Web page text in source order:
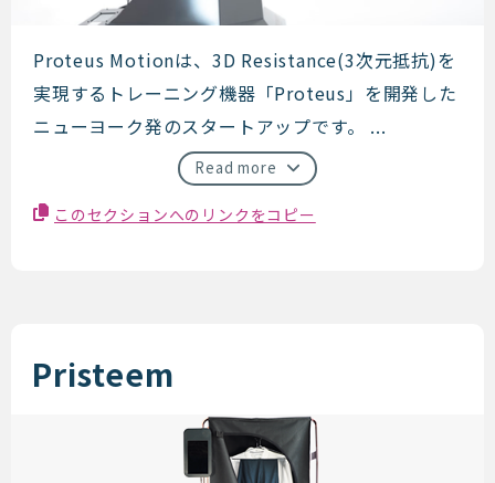
Proteus Motion
Proteus Motionは、3D Resistance(3次元抵抗)を
実現するトレーニング機器「Proteus」を開発した
ニューヨーク発のスタートアップです。 ...
Read more
このセクションへのリンクをコピー
Pristeem